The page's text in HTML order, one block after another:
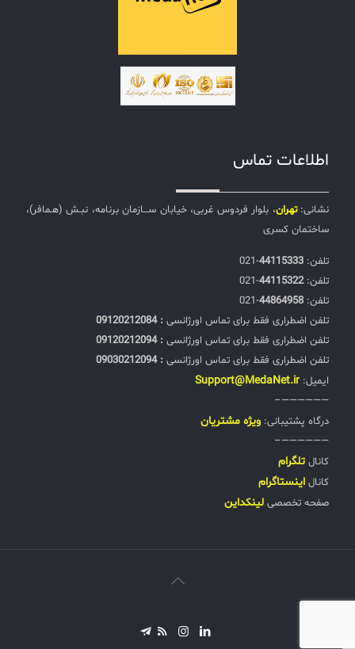
اطلاعات تماس
نشانی:تهران، بلوار فردوس غربی، خیابان ســـازمان برنامه، نبـش (هـمافر)،
ساختمان کسری
تلفن:‌ 44115333
-021
تلفن:‌44115322
-021
تلفن:‌ 44864958
-021
تلفن اضطراری فقط برای تماس اورژانسی : 09120212084
تلفن اضطراری فقط برای تماس اورژانسی : 09120212094
تلفن اضطراری فقط برای تماس اورژانسی : 09030212094
ایمیل: Support@MedaNet.ir
——————–
درگاه پشتیبانی: ويژه مشتریان
——————–
کانال تلگرام
کانال اینستاگرام
صفحه تخصصی لینکداین